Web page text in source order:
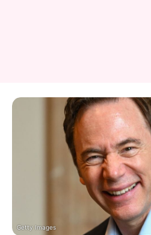
Getty Images